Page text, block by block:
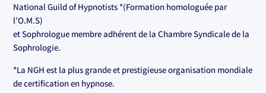
National Guild of Hypnotists *(Formation homologuée par
l’O.M.S)
et Sophrologue membre adhérent de la Chambre Syndicale de la
Sophrologie.
*La NGH est la plus grande et prestigieuse organisation mondiale
de certification en hypnose.